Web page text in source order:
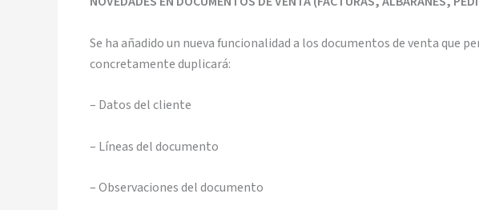
Se ha añadido un nueva funcionalidad a los documentos de venta que
concretamente duplicará:
– Datos del cliente
– Líneas del documento
– Observaciones del documento